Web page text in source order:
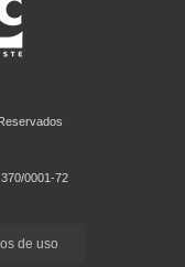
0001-72
de uso